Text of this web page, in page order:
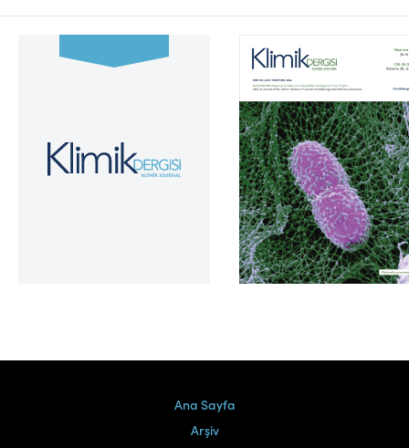
Cilt 39, Sayı 2
Ana Sayfa
Arşiv